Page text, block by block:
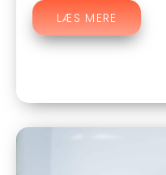
LÆS MERE